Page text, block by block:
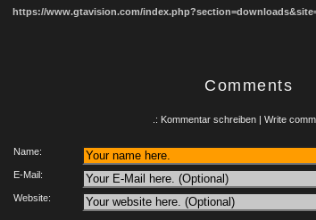
https://www.gtavision.com/
Comments
.: Kommentar schreiben | Write
Name:
E-Mail:
Website: